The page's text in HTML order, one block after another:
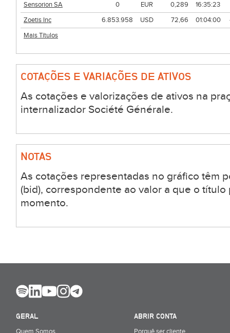
Sensorion SA
0 EUR 0,289
16:35:23
Zoetis Inc
6.853.958 USD 72,66 01:04:00
Mais Títulos
COTAÇÕES E VARIAÇÕES DE ATIVOS
As cotações e valorizações de ativos na
internalizador Société Générale.
NOTAS
As cotações representadas no gráfico têm
(bid), correspondente ao valor a que o
momento.
GERAL
Quem Somos
ABRIR CONTA
Porquê ser cliente